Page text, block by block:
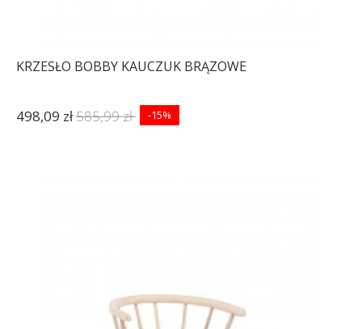
KRZESŁO BOBBY KAUCZUK BRĄZOWE
498,09 zł585,99 zł -15%